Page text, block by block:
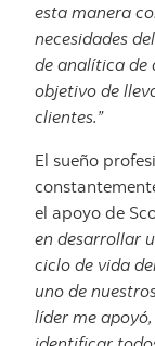
esta manera
necesidades
de analítica de
objetivo de
clientes.”
El sueño
el apoyo de
en desarrollar
ciclo de vida
uno de
líder me